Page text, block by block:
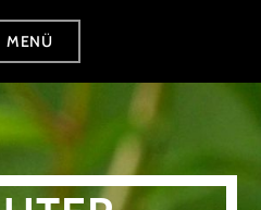
MENÜ